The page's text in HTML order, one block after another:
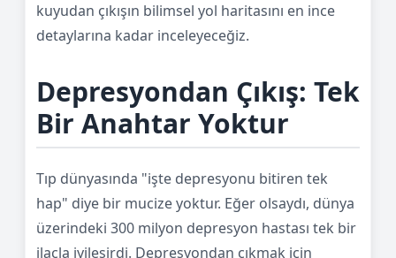
kuyudan çıkışın bilimsel yol haritasını en ince
detaylarına kadar inceleyeceğiz.
Depresyondan Çıkış: Tek
Bir Anahtar Yoktur
Tıp dünyasında "işte depresyonu bitiren tek
hap" diye bir mucize yoktur. Eğer olsaydı, dünya
üzerindeki 300 milyon depresyon hastası tek bir
ilaçla iyileşirdi. Depresyondan çıkmak için